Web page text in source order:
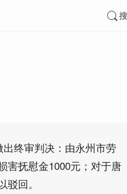
终审判决：由永州市劳
害抚慰金1000元；对于唐
回。